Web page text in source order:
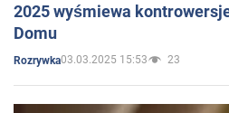
2025 wyśmiewa
Domu
Rozrywka03.03.2025 15:53 23